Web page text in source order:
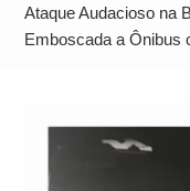
Ataque Audacioso na
Emboscada a Ônibus